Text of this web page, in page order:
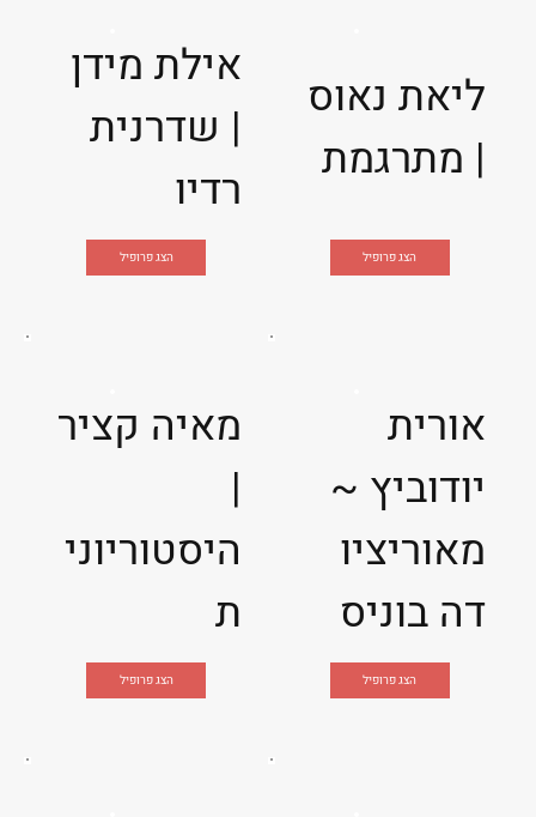
אילת מידן
| שדרנית
רדיו
הצג פרופיל
ליאת נאוס
| מתרגמת
הצג פרופיל
מאיה קציר
|
היסטוריוני
ת
הצג פרופיל
אורית
יודוביץ ~
מאוריציו
דה בוניס
הצג פרופיל